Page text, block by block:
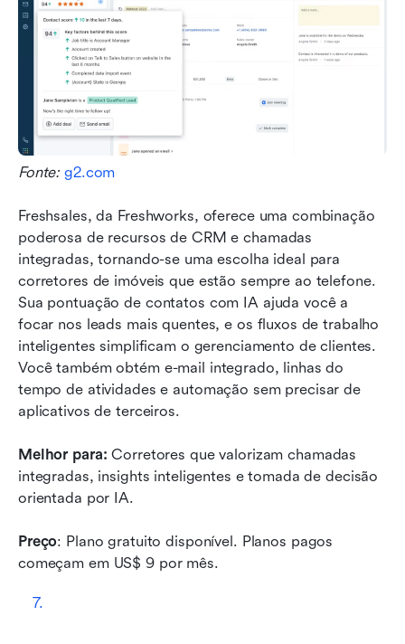
Fonte: g2.com
Freshsales, da Freshworks, oferece uma combinação
poderosa de recursos de CRM e chamadas
integradas, tornando-se uma escolha ideal para
corretores de imóveis que estão sempre ao telefone.
Sua pontuação de contatos com IA ajuda você a
focar nos leads mais quentes, e os fluxos de trabalho
inteligentes simplificam o gerenciamento de clientes.
Você também obtém e-mail integrado, linhas do
tempo de atividades e automação sem precisar de
aplicativos de terceiros.
Melhor para: Corretores que valorizam chamadas
integradas, insights inteligentes e tomada de decisão
orientada por IA.
Preço: Plano gratuito disponível. Planos pagos
começam em US$ 9 por mês.